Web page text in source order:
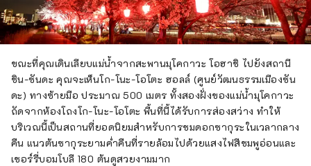
ขณะที่คุณเดินเลียบแม่น้ำจากสะพานมุโคกาวะ โอฮาชิ ไปยังสถานี
ชิน-ซันดะ คุณจะเห็นโก-โนะ-โอโตะ ฮอลล์ (ศูนย์วัฒนธรรมเมืองซัน
ดะ) ทางซ้ายมือ ประมาณ 500 เมตร ทั้งสองฝั่งของแม่น้ำมุโคกาวะ
ถัดจากห้องโถงโก-โนะ-โอโตะ พื้นที่นี้ได้รับการส่องสว่าง ทำให้
บริเวณนี้เป็นสถานที่ยอดนิยมสำหรับการชมดอกซากุระในเวลากลาง
คืน แนวต้นซากุระยามค่ำคืนที่รายล้อมไปด้วยแสงไฟสีชมพูอ่อนและ
เชอร์รี่บอมโบลี 180 ต้นดูสวยงามมาก